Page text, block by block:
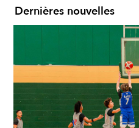
Dernières nouvelles